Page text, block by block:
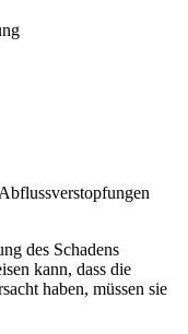
des Schadens
kann, dass die
haben, müssen sie